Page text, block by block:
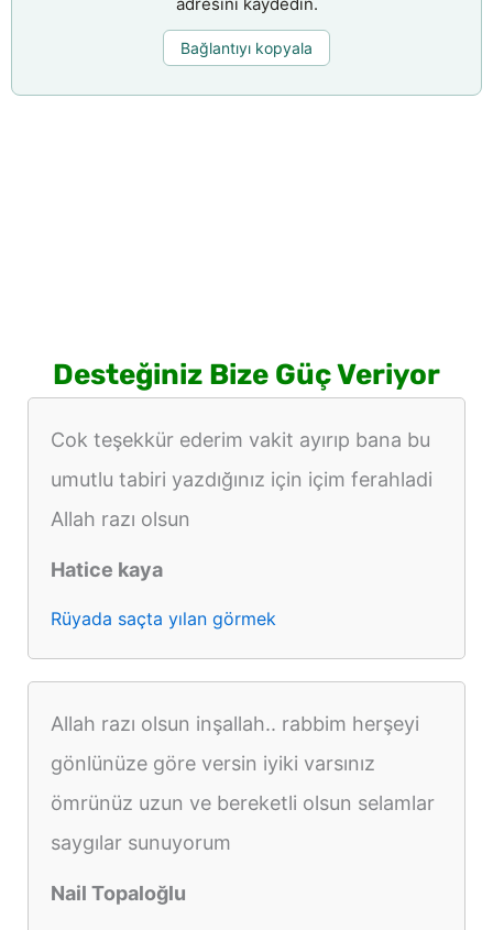
adresini kaydedin.
Bağlantıyı kopyala
Desteğiniz Bize Güç Veriyor
Cok teşekkür ederim vakit ayırıp bana bu
umutlu tabiri yazdığınız için içim ferahladi
Allah razı olsun
Hatice kaya
Rüyada saçta yılan görmek
Allah razı olsun inşallah.. rabbim herşeyi
gönlünüze göre versin iyiki varsınız
ömrünüz uzun ve bereketli olsun selamlar
saygılar sunuyorum
Nail Topaloğlu